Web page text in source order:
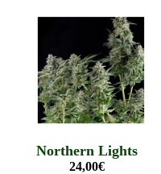
Northern Lights
24,00€